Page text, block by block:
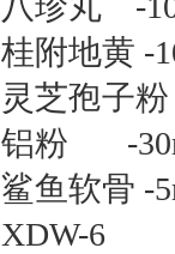
桂附地黄 -
灵芝孢子粉
铝粉 -
鲨鱼软骨 -
XDW-6